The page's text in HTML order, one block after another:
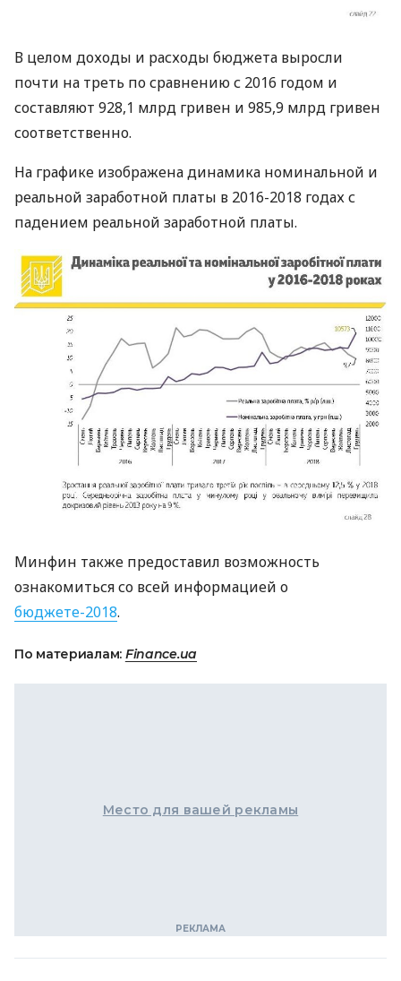
В целом доходы и расходы бюджета выросли
почти на треть по сравнению с 2016 годом и
составляют 928,1 млрд гривен и 985,9 млрд гривен
соответственно.
На графике изображена динамика номинальной и
реальной заработной платы в 2016-2018 годах с
падением реальной заработной платы.
Минфин также предоставил возможность
ознакомиться со всей информацией о
бюджете-2018.
По материалам: Finance.ua
Место для вашей рекламы